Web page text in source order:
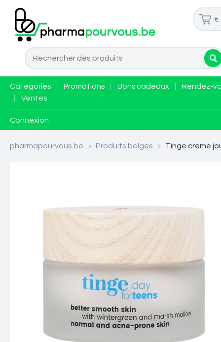
€
Catégories Promotions Bons cadeaux
Rendez-
Ventes
Connexion
pharmapourvous.be > Produits belges > Tinge creme